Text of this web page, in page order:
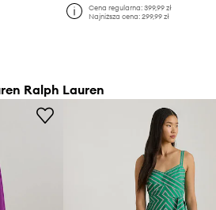
Cena regularna: 399,99 zł
Najniższa cena: 299,99 zł
Ralph Lauren